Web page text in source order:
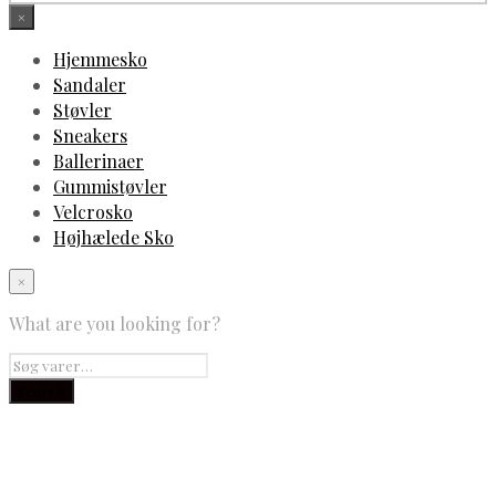
×
Hjemmesko
Sandaler
Støvler
Sneakers
Ballerinaer
Gummistøvler
Velcrosko
Højhælede Sko
×
What are you looking for?